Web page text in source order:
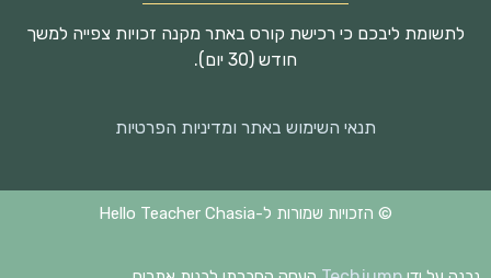
לתשומת ליבכם כי רכישת קורס באתר מקנה זכויות צפייה למשך
חודש (30 יום).
תנאי השימוש באתר ומדיניות הפרטיות
© הזכויות שמורות ל-Hello Teacher Chasia